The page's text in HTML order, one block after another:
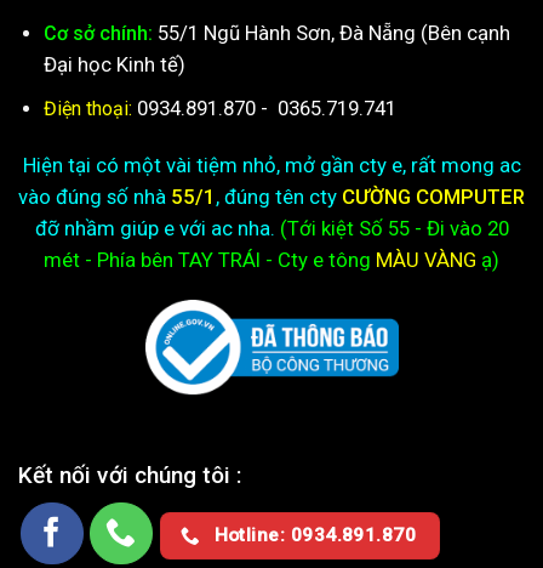
Cơ sở chính: 55/1 Ngũ Hành Sơn, Đà Nẵng (Bên cạnh
Đại học Kinh tế)
Điện thoại: 0934.891.870 - 0365.719.741
Hiện tại có một vài tiệm nhỏ, mở gần cty e, rất mong ac
vào đúng số nhà 55/1 , đúng tên cty CƯỜNG COMPUTER
đỡ nhầm giúp e với ac nha. (Tới kiệtSố 55 - Đi vào 20
mét - Phía bên TAY TRÁI - Cty e tông MÀU VÀNG ạ)
Kết nối với chúng tôi :
Hotline: 0934.891.870